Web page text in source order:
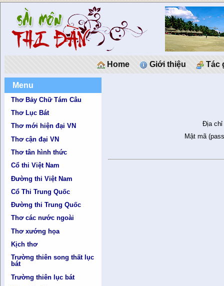
Home Giới thiệu Tác
Menu
Thơ Bảy Chữ Tám Câu
Thơ Lục Bát
Thơ mới hiện đại VN
Thơ cận đại VN
Thơ tân hình thức
Cổ thi Việt Nam
Đường thi Việt Nam
Cổ Thi Trung Quốc
Đường thi Trung Quốc
Thơ các nước ngoài
Thơ xướng họa
Kịch thơ
Trường thiên song thất lục
bát
Trường thiên lục bát
Địa chỉ
Mật mã